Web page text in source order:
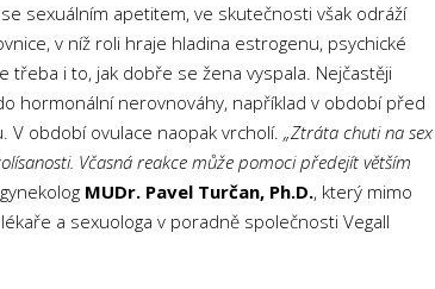
sexuálním apetitem, ve skutečnosti však odráží
v níž roli hraje hladina estrogenu, psychické
třeba i to, jak dobře se žena vyspala. Nejčastěji
hormonální nerovnováhy, například v období před
období ovulace naopak vrcholí. „Ztráta chuti na sex
Včasná reakce může pomoci předejít větším
MUDr. Pavel Turčan, Ph.D., který mimo
a sexuologa v poradně společnosti Vegall